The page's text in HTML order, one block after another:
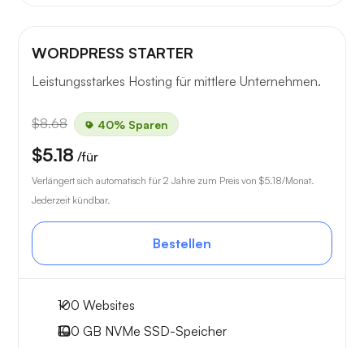
WORDPRESS STARTER
Leistungsstarkes Hosting für mittlere Unternehmen.
$8.68 40% Sparen
$5.18 /für
Verlängert sich automatisch für 2 Jahre zum Preis von $5.18/Monat.
Jederzeit kündbar.
Bestellen
100 Websites
100 GB NVMe SSD-Speicher